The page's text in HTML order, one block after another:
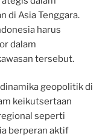
di Asia Tenggara.
harus
dalam
tersebut.
geopolitik di
keikutsertaan
seperti
berperan aktif